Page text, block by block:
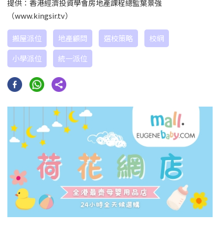
提供：香港經濟投資學會房地產課程總監葉景強
（www.kingsir.tv）
搬屋派位 地產顧問 選校策略
校網
小學派位
統一派位